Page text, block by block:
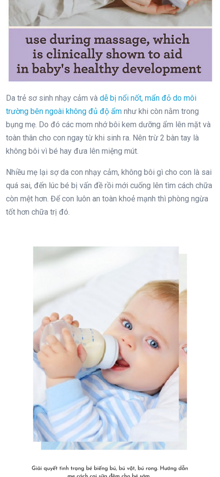
Da trẻ sơ sinh nhạy cảm và dễ bị nổi nốt, mẩn đỏ do môi
trường bên ngoài không đủ độ ẩm như khi còn nằm trong
bụng mẹ. Do đó các mom nhớ bôi kem dưỡng ẩm lên mặt và
toàn thân cho con ngay từ khi sinh ra. Nên trừ 2 bàn tay là
không bôi vì bé hay đưa lên miệng mút.
Nhiều mẹ lại sợ da con nhạy cảm, không bôi gì cho con là sai
quá sai, đến lúc bé bị vấn đề rồi mới cuống lên tìm cách chữa
còn mệt hơn. Để con luôn an toàn khoẻ mạnh thì phòng ngừa
tốt hơn chữa trị đó.